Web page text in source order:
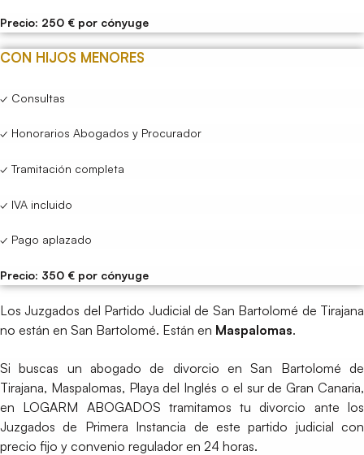
Precio: 250 € por cónyuge
CON HIJOS MENORES
✓ Consultas
✓ Honorarios Abogados y Procurador
✓ Tramitación completa
✓ IVA incluido
✓ Pago aplazado
Precio: 350 € por cónyuge
Los Juzgados del Partido Judicial de San Bartolomé de Tirajana
no están en San Bartolomé. Están en Maspalomas.
Si buscas un abogado de divorcio en San Bartolomé de
Tirajana, Maspalomas, Playa del Inglés o el sur de Gran Canaria,
en LOGARM ABOGADOS tramitamos tu divorcio ante los
Juzgados de Primera Instancia de este partido judicial con
precio fijo y convenio regulador en 24 horas.